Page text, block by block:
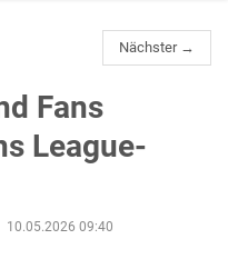
Nächster →
Fans
League-
10.05.2026 09:40